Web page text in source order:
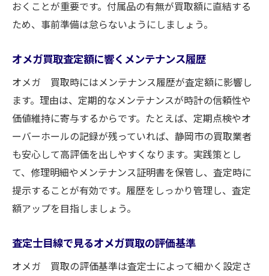
おくことが重要です。付属品の有無が買取額に直結する
ため、事前準備は怠らないようにしましょう。
オメガ買取査定額に響くメンテナンス履歴
オメガ 買取時にはメンテナンス履歴が査定額に影響し
ます。理由は、定期的なメンテナンスが時計の信頼性や
価値維持に寄与するからです。たとえば、定期点検やオ
ーバーホールの記録が残っていれば、静岡市の買取業者
も安心して高評価を出しやすくなります。実践策とし
て、修理明細やメンテナンス証明書を保管し、査定時に
提示することが有効です。履歴をしっかり管理し、査定
額アップを目指しましょう。
査定士目線で見るオメガ買取の評価基準
オメガ 買取の評価基準は査定士によって細かく設定さ